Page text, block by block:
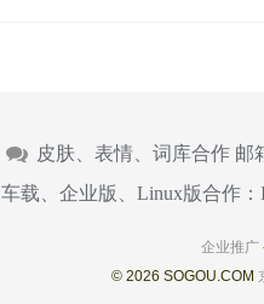
皮肤、表情、词库合作 邮
车载、企业版、Linux版合作：
企业推广
© 2026 SOGOU.COM